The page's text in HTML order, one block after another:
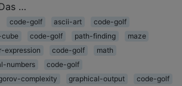
…
code-golf ascii-art
code-golf
cube
code-golf path-finding
maze
expression
code-golf
math
numbers
code-golf
complexity
graphical-output
code-golf